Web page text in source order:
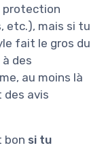
protection
etc.), mais si tu
fait le gros du
des
au moins là
des avis
bon si tu